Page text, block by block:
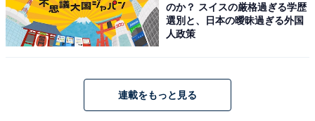
のか？ スイスの厳格過ぎる学歴
選別と、日本の曖昧過ぎる外国
人政策
連載をもっと見る